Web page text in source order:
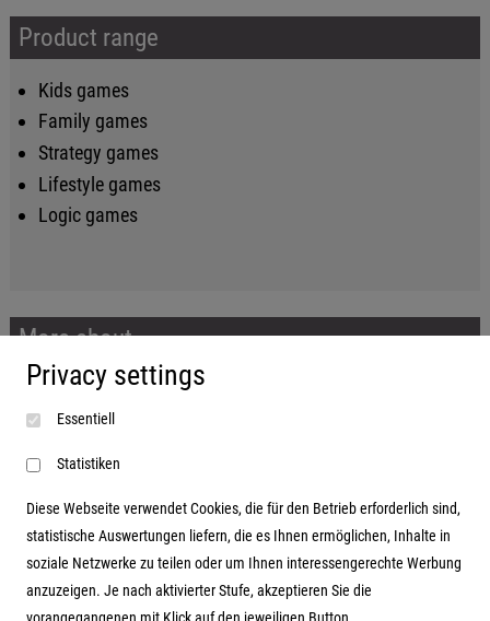
Product range
Kids games
Family games
Strategy games
Lifestyle games
Logic games
More about...
Imprint
Terms and conditions
Data protection
Address
Privacy settings
Essentiell
Statistiken
Diese Webseite verwendet Cookies, die für den Betrieb erforderlich sind,
statistische Auswertungen liefern, die es Ihnen ermöglichen, Inhalte in
soziale Netzwerke zu teilen oder um Ihnen interessengerechte Werbung
anzuzeigen. Je nach aktivierter Stufe, akzeptieren Sie die